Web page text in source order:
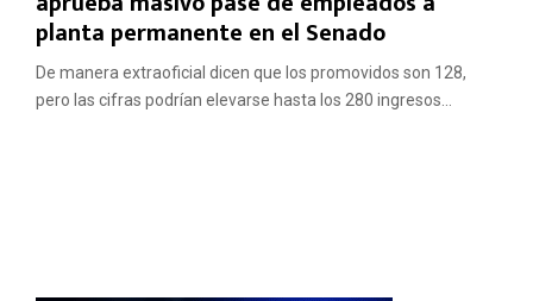
planta permanente en el Senado
De manera extraoficial dicen que los promovidos son 128,
pero las cifras podrían elevarse hasta los 280 ingresos...